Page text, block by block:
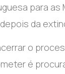
para as
da
o
é